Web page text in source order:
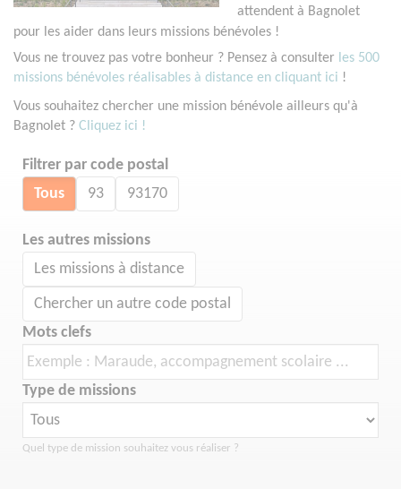
attendent à Bagnolet
pour les aider dans leurs missions bénévoles !
Vous ne trouvez pas votre bonheur ? Pensez à consulter les 500
missions bénévoles réalisables à distance en cliquant ici !
Vous souhaitez chercher une mission bénévole ailleurs qu'à
Bagnolet ? Cliquez ici !
Filtrer par code postal
Tous 93 93170
Les autres missions
Les missions à distance
Chercher un autre code postal
Mots clefs
Type de missions
Quel type de mission souhaitez vous réaliser ?